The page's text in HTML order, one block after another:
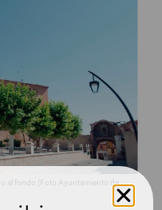
al fondo (Foto Ayuntamiento de